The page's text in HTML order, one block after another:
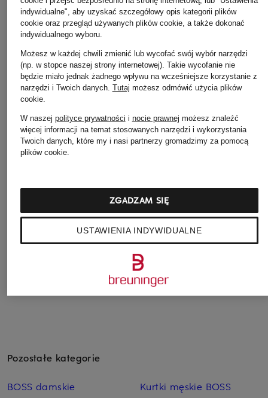
66°NORTH
Kurtka
HERNO
SANDRO
Najniższa cena:1 375
Pozostałe kategorie
BOSS damskie
Kurtki męskie BOSS
indywidualne", aby uzyskać szczegółowy opis kategorii plików
cookie oraz przegląd używanych plików cookie, a także dokonać
indywidualnego wyboru.
Możesz w każdej chwili zmienić lub wycofać swój wybór narzędzi
(np. w stopce naszej strony internetowej). Takie wycofanie nie
będzie miało jednak żadnego wpływu na wcześniejsze korzystanie z
narzędzi i Twoich danych. Tutaj możesz odmówić użycia plików
cookie.
W naszej polityce prywatności i nocie prawnej możesz znaleźć
więcej informacji na temat stosowanych narzędzi i wykorzystania
Twoich danych, które my i nasi partnerzy gromadzimy za pomocą
plików cookie.
USTAWIENIA INDYWIDUALNE
ZGADZAM SIĘ